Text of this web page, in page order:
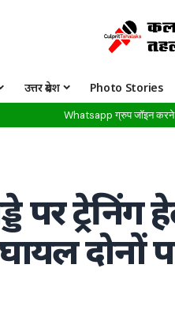
उत्तर प्रदेश Photo Stories
Whatsapp ग्रुप जॉइन
पर ट्रेनिंग
दोनों